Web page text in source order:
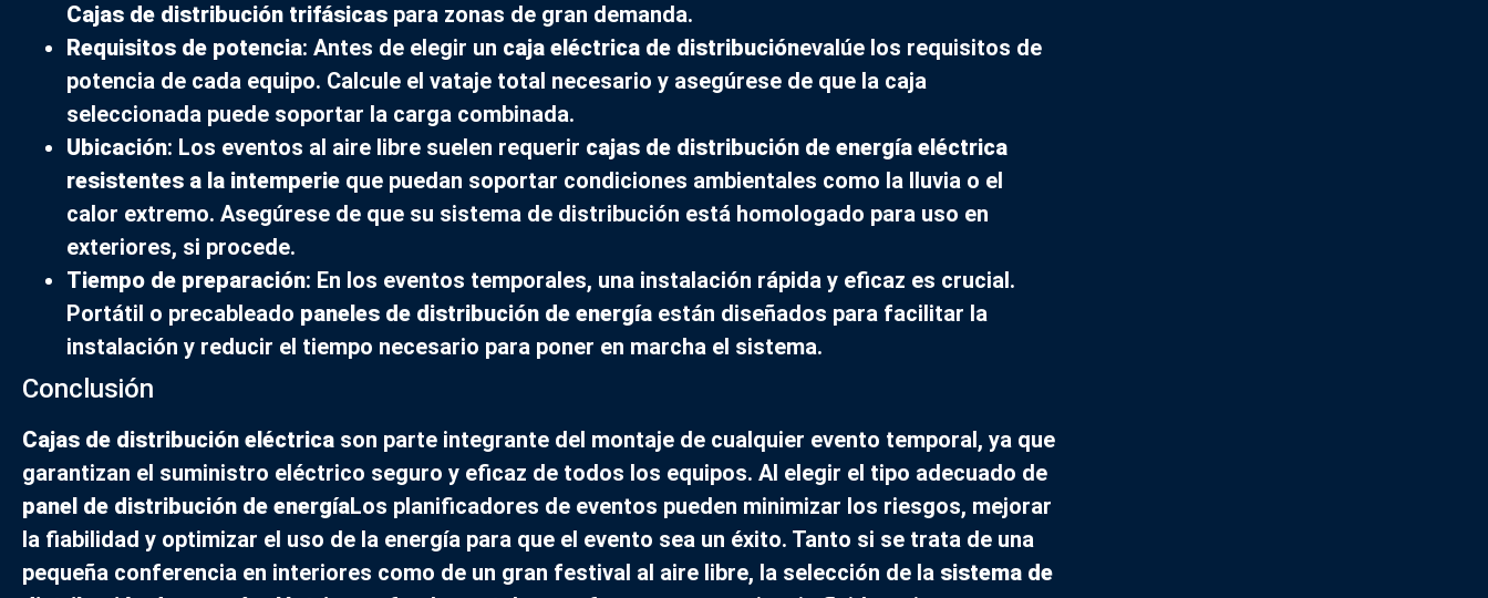
Cajas de distribución trifásicas para zonas de gran demanda.
Requisitos de potencia: Antes de elegir un caja eléctrica de distribuciónevalúe los requisitos de
potencia de cada equipo. Calcule el vataje total necesario y asegúrese de que la caja
seleccionada puede soportar la carga combinada.
Ubicación: Los eventos al aire libre suelen requerir cajas de distribución de energía eléctrica
resistentes a la intemperie que puedan soportar condiciones ambientales como la lluvia o el
calor extremo. Asegúrese de que su sistema de distribución está homologado para uso en
exteriores, si procede.
Tiempo de preparación: En los eventos temporales, una instalación rápida y eficaz es crucial.
Portátil o precableado paneles de distribución de energía están diseñados para facilitar la
instalación y reducir el tiempo necesario para poner en marcha el sistema.
Conclusión
Cajas de distribución eléctrica son parte integrante del montaje de cualquier evento temporal, ya que
garantizan el suministro eléctrico seguro y eficaz de todos los equipos. Al elegir el tipo adecuado de
panel de distribución de energíaLos planificadores de eventos pueden minimizar los riesgos, mejorar
la fiabilidad y optimizar el uso de la energía para que el evento sea un éxito. Tanto si se trata de una
pequeña conferencia en interiores como de un gran festival al aire libre, la selección de la sistema de